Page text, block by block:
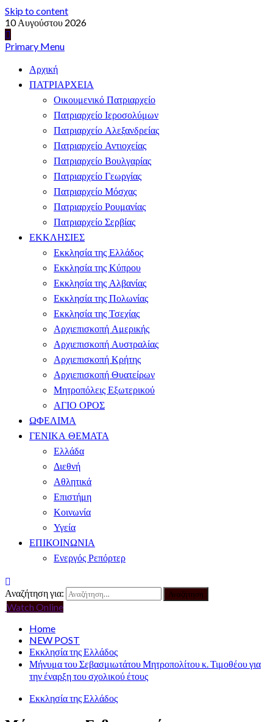
Skip to content
10 Αυγούστου 2026
Primary Menu
Αρχική
ΠΑΤΡΙΑΡΧΕΙΑ
Οικουμενικό Πατριαρχείο
Πατριαρχείο Ιεροσολύμων
Πατριαρχείο Αλεξανδρείας
Πατριαρχείο Αντιοχείας
Πατριαρχείο Βουλγαρίας
Πατριαρχείο Γεωργίας
Πατριαρχείο Μόσχας
Πατριαρχείο Ρουμανίας
Πατριαρχείο Σερβίας
ΕΚΚΛΗΣΙΕΣ
Εκκλησία της Ελλάδος
Εκκλησία της Κύπρου
Εκκλησία της Αλβανίας
Εκκλησία της Πολωνίας
Εκκλησία της Τσεχίας
Αρχιεπισκοπή Αμερικής
Αρχιεπισκοπή Αυστραλίας
Αρχιεπισκοπή Κρήτης
Αρχιεπισκοπή Θυατείρων
Μητροπόλεις Εξωτερικού
ΑΓΙΟ ΟΡΟΣ
ΩΦΕΛΙΜΑ
ΓΕΝΙΚΑ ΘΕΜΑΤΑ
Ελλάδα
Διεθνή
Αθλητικά
Επιστήμη
Κοινωνία
Υγεία
ΕΠΙΚΟΙΝΩΝΙΑ
Ενεργός Ρεπόρτερ
Αναζήτηση για:
Watch Online
Home
NEW POST
Εκκλησία της Ελλάδος
Μήνυμα του Σεβασμιωτάτου Μητροπολίτου κ. Τιμοθέου για
την έναρξη του σχολικού έτους
Εκκλησία της Ελλάδος